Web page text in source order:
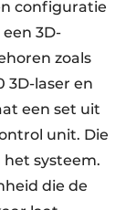
configuratie
3D-
zoals
3D-laser en
een set uit
unit. Die
het systeem.
die de